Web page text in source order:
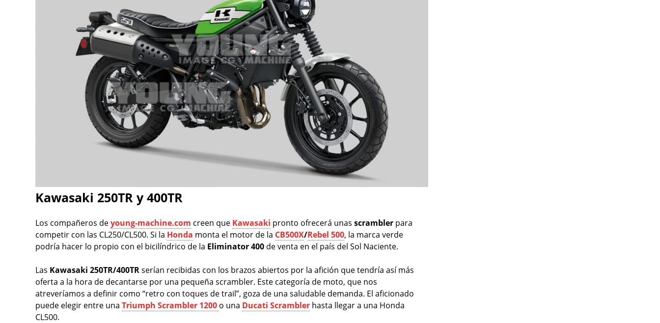
Kawasaki 250TR y 400TR
Los compañeros deyoung-machine.com creen que Kawasaki pronto ofrecerá unas scrambler para
competir con las CL250/CL500. Si la Honda monta el motor de la CB500X/Rebel 500, la marca verde
podría hacer lo propio con el bicilíndrico de la Eliminator 400 de venta en el país del Sol Naciente.
Las Kawasaki 250TR/400TRserían recibidas con los brazos abiertos por la afición que tendría así más
oferta a la hora de decantarse por una pequeña scrambler. Este categoría de moto, que nos
atreveríamos a definir como “retro con toques de trail”, goza de una saludable demanda. El aficionado
puede elegir entre una Triumph Scrambler 1200 o una Ducati Scrambler hasta llegar a una Honda
CL500.